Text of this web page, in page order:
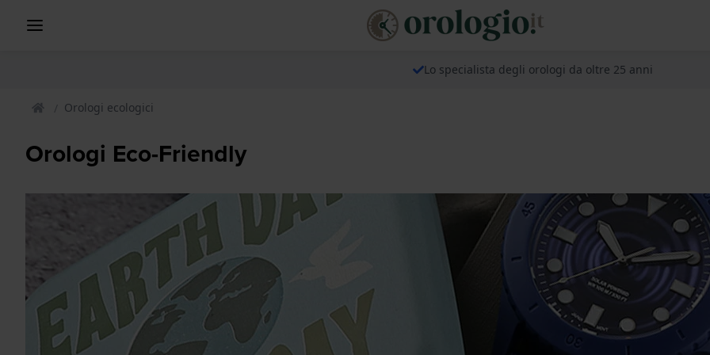
Lo specialista degli orologi da oltre 25 anni
Orologi ecologici
Orologi Eco-Friendly